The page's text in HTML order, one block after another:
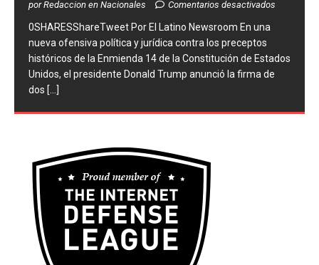
0SHARESShareTweet ​Por El Latino Newsroom ​En una
nueva ofensiva política y jurídica contra los preceptos
históricos de la Enmienda 14 de la Constitución de Estados
Unidos, el presidente Donald Trump anunció la firma de
[...]